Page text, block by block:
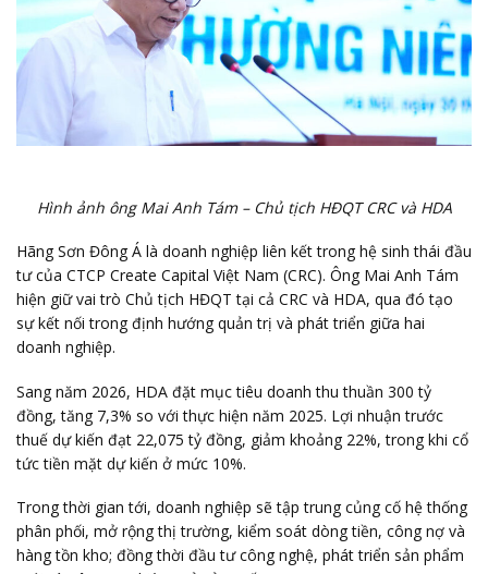
Hình ảnh ông Mai Anh Tám – Chủ tịch HĐQT CRC và HDA
Hãng Sơn Đông Á là doanh nghiệp liên kết trong hệ sinh thái đầu
tư của CTCP Create Capital Việt Nam (CRC). Ông Mai Anh Tám
hiện giữ vai trò Chủ tịch HĐQT tại cả CRC và HDA, qua đó tạo
sự kết nối trong định hướng quản trị và phát triển giữa hai
doanh nghiệp.
Sang năm 2026, HDA đặt mục tiêu doanh thu thuần 300 tỷ
đồng, tăng 7,3% so với thực hiện năm 2025. Lợi nhuận trước
thuế dự kiến đạt 22,075 tỷ đồng, giảm khoảng 22%, trong khi cổ
tức tiền mặt dự kiến ở mức 10%.
Trong thời gian tới, doanh nghiệp sẽ tập trung củng cố hệ thống
phân phối, mở rộng thị trường, kiểm soát dòng tiền, công nợ và
hàng tồn kho; đồng thời đầu tư công nghệ, phát triển sản phẩm